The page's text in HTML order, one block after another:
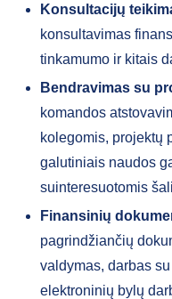
Konsultacijų
konsultavimas
tinkamumo ir kitais
Bendravimas su
komandos
kolegomis, projektų
galutiniais naudos
suinteresuotomis
Finansinių
pagrindžiančių
valdymas, darbas
elektroninių bylų